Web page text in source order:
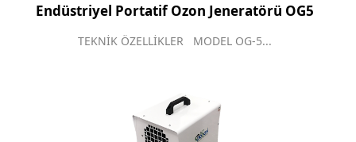
Endüstriyel Portatif Ozon Jeneratörü OG5
TEKNİK ÖZELLİKLER MODEL OG-5...